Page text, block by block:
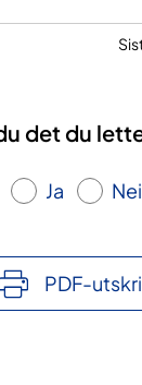
det du
Ja Nei
PDF-